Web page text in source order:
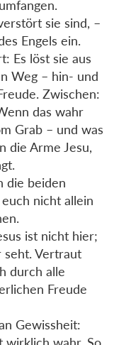
sie sind, –
Engels ein.
Es löst sie aus
Weg – hin- und
Zwischen:
das wahr
Grab – und was
die Arme Jesu,
die beiden
nicht allein
ist nicht hier;
seht. Vertraut
durch alle
Freude
Gewissheit: